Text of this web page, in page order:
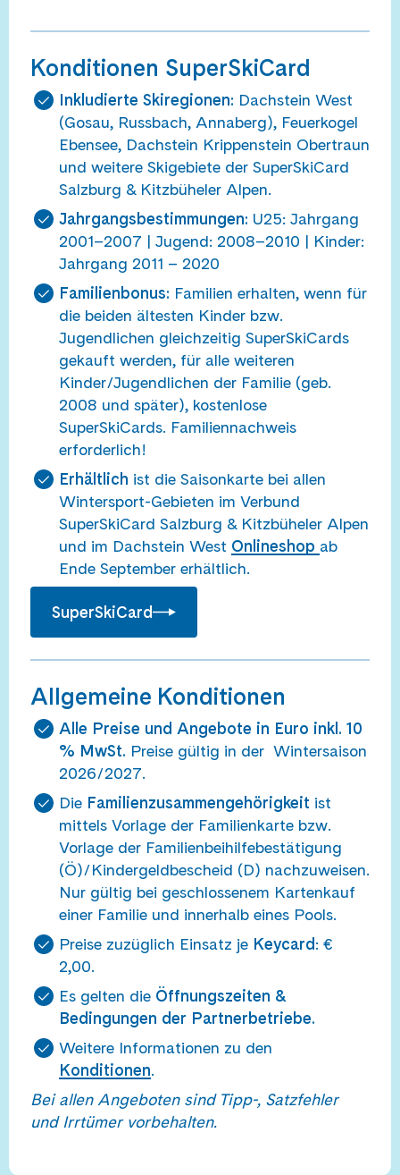
Konditionen SuperSkiCard
Inkludierte Skiregionen: Dachstein West
(Gosau, Russbach, Annaberg), Feuerkogel
Ebensee, Dachstein Krippenstein Obertraun
und weitere Skigebiete der SuperSkiCard
Salzburg & Kitzbüheler Alpen.
Jahrgangsbestimmungen: U25: Jahrgang
2001–2007 | Jugend: 2008–2010 | Kinder:
Jahrgang 2011 – 2020
Familienbonus: Familien erhalten, wenn für
die beiden ältesten Kinder bzw.
Jugendlichen gleichzeitig SuperSkiCards
gekauft werden, für alle weiteren
Kinder/Jugendlichen der Familie (geb.
2008 und später), kostenlose
SuperSkiCards. Familiennachweis
erforderlich!
Erhältlich ist die Saisonkarte bei allen
Wintersport-Gebieten im Verbund
SuperSkiCard Salzburg & Kitzbüheler Alpen
und im Dachstein West Onlineshop ab
Ende September erhältlich.
SuperSkiCard
Allgemeine Konditionen
Alle Preise und Angebote in Euro inkl. 10
% MwSt. Preise gültig in der Wintersaison
2026/2027.
Die Familienzusammengehörigkeit ist
mittels Vorlage der Familienkarte bzw.
Vorlage der Familienbeihilfebestätigung
(Ö)/Kindergeldbescheid (D) nachzuweisen.
Nur gültig bei geschlossenem Kartenkauf
einer Familie und innerhalb eines Pools.
Preise zuzüglich Einsatz je Keycard: €
2,00.
Es gelten die Öffnungszeiten &
Bedingungen der Partnerbetriebe.
Weitere Informationen zu den
Konditionen.
Bei allen Angeboten sind Tipp-, Satzfehler
und Irrtümer vorbehalten.